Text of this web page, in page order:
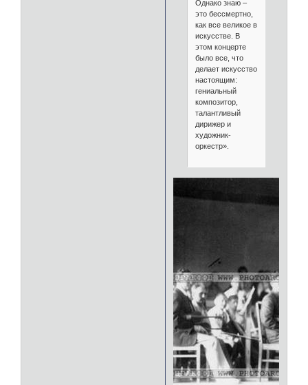
Однако знаю –
это бессмертно,
как все великое в
искусстве. В
этом концерте
было все, что
делает искусство
настоящим:
гениальный
композитор,
талантливый
дирижер и
художник-
оркестр».